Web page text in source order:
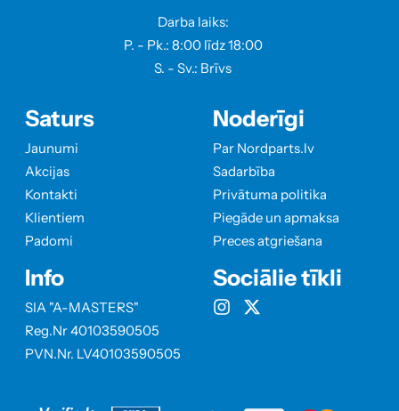
Darba laiks:
P. - Pk.: 8:00 līdz 18:00
S. - Sv.: Brīvs
Saturs
Jaunumi
Akcijas
Kontakti
Klientiem
Padomi
Info
SIA "A-MASTERS"
Reg.Nr 40103590505
PVN.Nr. LV40103590505
Noderīgi
Par Nordparts.lv
Sadarbība
Privātuma politika
Piegāde un apmaksa
Preces atgriešana
Sociālie tīkli